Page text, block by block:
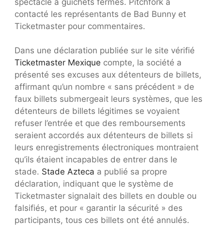
contacté les représentants de Bad Bunny et
Ticketmaster pour commentaires.
Dans une déclaration publiée sur le site vérifié
Ticketmaster Mexique compte, la société a
présenté ses excuses aux détenteurs de billets,
affirmant qu’un nombre « sans précédent » de
faux billets submergeait leurs systèmes, que les
détenteurs de billets légitimes se voyaient
refuser l’entrée et que des remboursements
seraient accordés aux détenteurs de billets si
leurs enregistrements électroniques montraient
qu’ils étaient incapables de entrer dans le
stade. Stade Azteca a publié sa propre
déclaration, indiquant que le système de
Ticketmaster signalait des billets en double ou
falsifiés, et pour « garantir la sécurité » des
participants, tous ces billets ont été annulés.